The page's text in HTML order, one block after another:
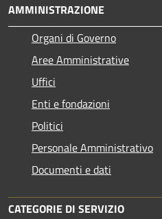
AMMINISTRAZIONE
Organi di Governo
Aree Amministrative
Uffici
Enti e fondazioni
Politici
Personale Amministrativo
Documenti e dati
CATEGORIE DI SERVIZIO